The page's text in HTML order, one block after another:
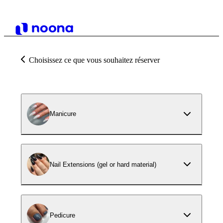
Choisissez ce que vous souhaitez réserver
Manicure
Nail Extensions (gel or hard material)
Pedicure